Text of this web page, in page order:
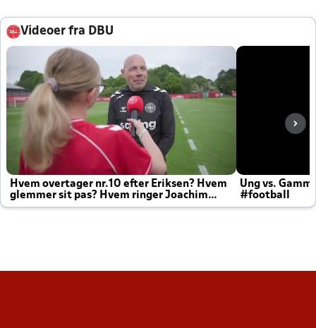
Videoer fra DBU
Hvem overtager nr.10 efter Eriksen? Hvem
glemmer sit pas? Hvem ringer Joachim
altid til efter kampe?
Ung vs.
#football